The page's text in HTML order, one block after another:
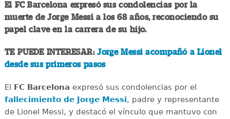
El FC Barcelona expresó sus condolencias por la
muerte de Jorge Messi a los 68 años, reconociendo su
papel clave en la carrera de su hijo.
TE PUEDE INTERESAR:Jorge Messi acompañó a Lionel
desde sus primeros pasos
El FC Barcelona expresó sus condolencias por el
fallecimiento de Jorge Messi, padre y representante
de Lionel Messi, y destacó el vínculo que mantuvo con